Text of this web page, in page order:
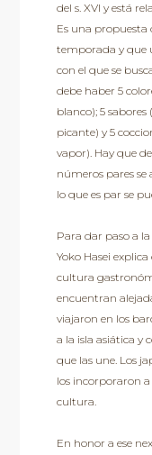
del s. XVI y está
Es una
temporada y que
con el que se
debe haber 5
blanco); 5
picante) y 5
vapor). Hay que
números pares
lo que es par se
Para dar paso a
Yoko Hasei
cultura
encuentran
viajaron en los
a la isla asiática y
que las une. Los
los incorporaron
cultura.
En honor a ese